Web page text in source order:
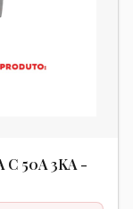
C 50A 3KA -